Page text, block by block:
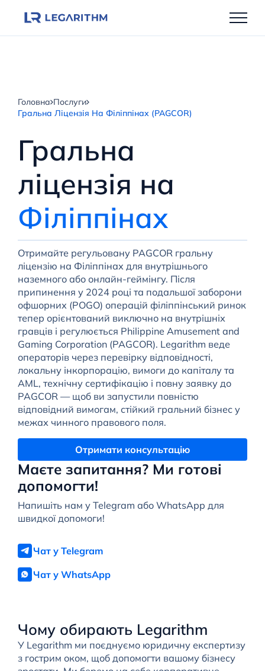
Головна Послуги
Гральна Ліцензія На Філіппінах (PAGCOR)
Гральна
ліцензія на
Філіппінах
Маєте запитання? Ми готові
допомогти!
Напишіть нам у Telegram або WhatsApp для
швидкої допомоги!
Чат у Telegram
Чат у WhatsApp
Отримайте регульовану PAGCOR гральну
ліцензію на Філіппінах для внутрішнього
наземного або онлайн-геймінгу. Після
припинення у 2024 році та подальшої заборони
офшорних (POGO) операцій філіппінський ринок
тепер орієнтований виключно на внутрішніх
гравців і регулюється Philippine Amusement and
Gaming Corporation (PAGCOR). Legarithm веде
операторів через перевірку відповідності,
локальну інкорпорацію, вимоги до капіталу та
AML, технічну сертифікацію і повну заявку до
PAGCOR — щоб ви запустили повністю
відповідний вимогам, стійкий гральний бізнес у
межах чинного правового поля.
Отримати консультацію
Чому обирають Legarithm
У Legarithm ми поєднуємоюридичну експертизу
з гострим оком, щоб допомогти вашомубізнесу